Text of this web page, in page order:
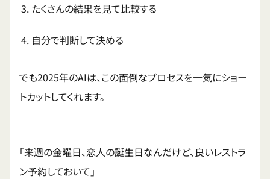
たくさんの結果を見て比較する
自分で判断して決める
でも2025年のAIは、この面倒なプロセスを一気にショー
トカットしてくれます。
「来週の金曜日、恋人の誕生日なんだけど、良いレストラ
ン予約しておいて」